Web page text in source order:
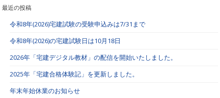
最近の投稿
令和8年(2026)宅建試験の受験申込みは7/31まで
令和8年(2026)の宅建試験日は10月18日
2026年「宅建デジタル教材」の配信を開始いたしました。
2025年「宅建合格体験記」を更新しました。
年末年始休業のお知らせ